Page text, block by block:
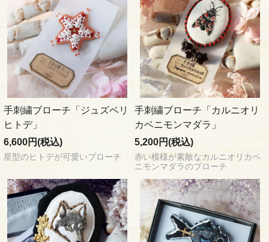
手刺繍ブローチ「ジュズベリ
ヒトデ」
6,600円(税込)
星型のヒトデが可愛いブローチ
手刺繍ブローチ「カルニオリ
カベニモンマダラ」
5,200円(税込)
赤い模様が素敵なカルニオリカベ
ニモンマダラのブローチ